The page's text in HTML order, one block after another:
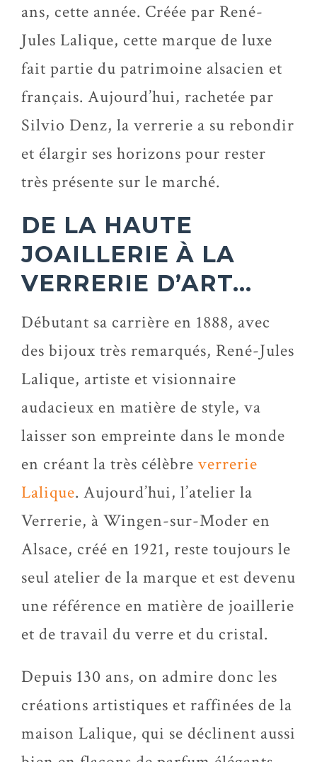
ans, cette année. Créée par René-
Jules Lalique, cette marque de luxe
fait partie du patrimoine alsacien et
français. Aujourd’hui, rachetée par
Silvio Denz, la verrerie a su rebondir
et élargir ses horizons pour rester
très présente sur le marché.
DE LA HAUTE
JOAILLERIE À LA
VERRERIE D’ART…
Débutant sa carrière en 1888, avec
des bijoux très remarqués, René-Jules
Lalique, artiste et visionnaire
audacieux en matière de style, va
laisser son empreinte dans le monde
en créant la très célèbre verrerie
Lalique. Aujourd’hui, l’atelier la
Verrerie, à Wingen-sur-Moder en
Alsace, créé en 1921, reste toujours le
seul atelier de la marque et est devenu
une référence en matière de joaillerie
et de travail du verre et du cristal.
Depuis 130 ans, on admire donc les
créations artistiques et raffinées de la
maison Lalique, qui se déclinent aussi